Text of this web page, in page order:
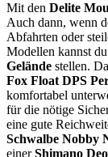
Mit den Delite
Auch dann, wenn
Abfahrten oder
Modellen kannst
Gelände stellen.
Fox Float DPS
komfortabel
für die nötige
eine gute
Schwalbe Nobby
einerShimano